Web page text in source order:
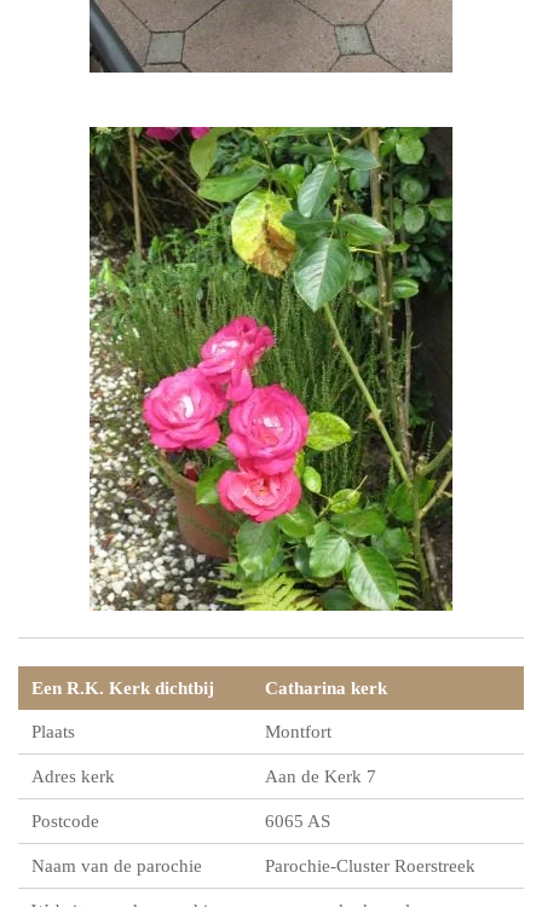
Een R.K. Kerk dichtbij Catharina kerk
Plaats Montfort
Adres kerk Aan de Kerk 7
Postcode 6065 AS
Naam van de parochie Parochie-Cluster Roerstreek